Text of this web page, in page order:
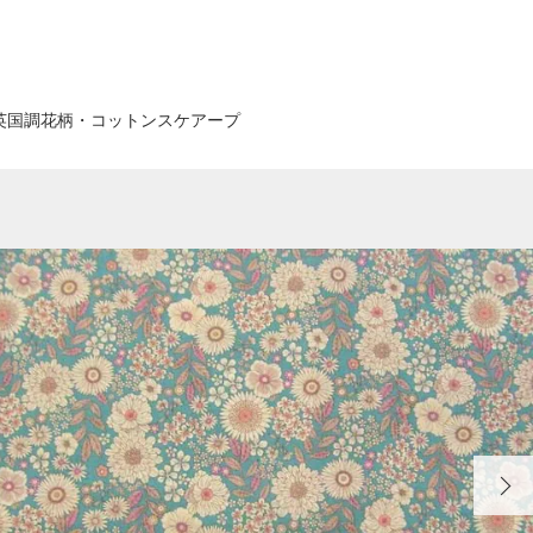
国調花柄・コットンスケアープ